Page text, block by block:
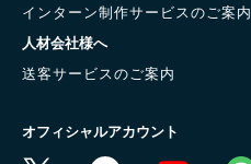
インターン制作サービスのご案内
人材会社様へ
送客サービスのご案内
オフィシャルアカウント